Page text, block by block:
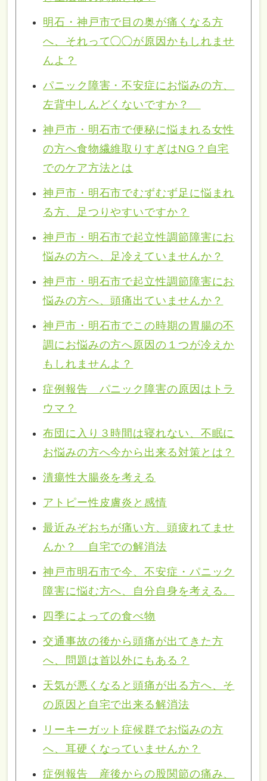
明石・神戸市で目の奥が痛くなる方
へ、それって◯◯が原因かもしれませ
んよ？
パニック障害・不安症にお悩みの方、
左背中しんどくないですか？
神戸市・明石市で便秘に悩まれる女性
の方へ食物繊維取りすぎはNG？自宅
でのケア方法とは
神戸市・明石市でむずむず足に悩まれ
る方、足つりやすいですか？
神戸市・明石市で起立性調節障害にお
悩みの方へ、足冷えていませんか？
神戸市・明石市で起立性調節障害にお
悩みの方へ、頭痛出ていませんか？
神戸市・明石市でこの時期の胃腸の不
調にお悩みの方へ原因の１つが冷えか
もしれませんよ？
症例報告 パニック障害の原因はトラ
ウマ？
布団に入り３時間は寝れない、不眠に
お悩みの方へ今から出来る対策とは？
潰瘍性大腸炎を考える
アトピー性皮膚炎と感情
最近みぞおちが痛い方、頭疲れてませ
んか？ 自宅での解消法
神戸市明石市で今、不安症・パニック
障害に悩む方へ、自分自身を考える。
四季によっての食べ物
交通事故の後から頭痛が出てきた方
へ、問題は首以外にもある？
天気が悪くなると頭痛が出る方へ、そ
の原因と自宅で出来る解消法
リーキーガット症候群でお悩みの方
へ、耳硬くなっていませんか？
症例報告 産後からの股関節の痛み、